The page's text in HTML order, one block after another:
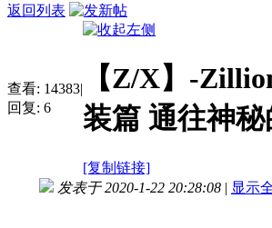
返回列表
查看: 14383|
回复: 6
【Z/X】-
装篇 通往神
[复制链接]
发表于 2020-1-22 20:28:08 | 显示